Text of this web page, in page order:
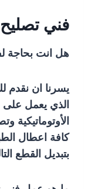
فني
هل انت بحاجة
يسرنا ان نقدم
الذي يعمل على
الأوتوماتيكية
كافة اعطال
بتبديل القطع